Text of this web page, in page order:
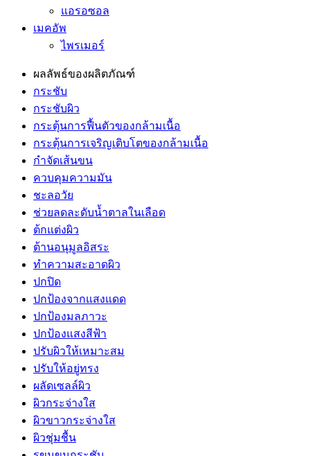
แอรอซอล
เมคอัพ
ไพรเมอร์
ผลลัพธ์ของผลิตภัณฑ์
กระชับ
กระชับผิว
กระตุ้นการฟื้นตัวของกล้ามเนื้อ
กระตุ้นการเจริญเติบโตของกล้ามเนื้อ
กำจัดเส้นขน
ควบคุมความมัน
ชะลอวัย
ช่วยลดละดับน้ำตาลในเลือด
ต้กแต่งผิว
ต้านอนุมูลอิสระ
ทำความสะอาดผิว
ปกปิด
ปกป้องจากแสงแดด
ปกป้องมลภาวะ
ปกป้องแสงสีฟ้า
ปรับผิวให้เหมาะสม
ปรับให้อยู่ทรง
ผลัดเซลล์ผิว
ผิวกระจ่างใส
ผิวขาวกระจ่างใส
ผิวชุ่มชื้น